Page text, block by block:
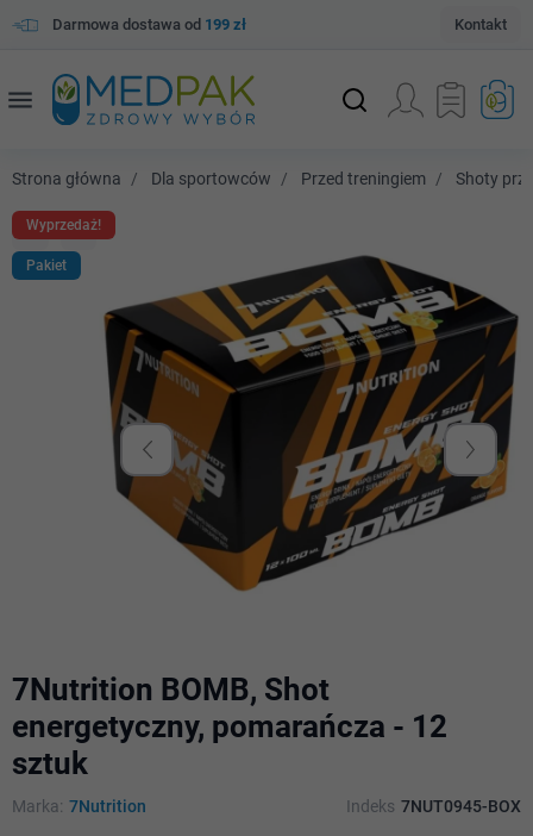
Darmowa dostawa od 199 zł Kontakt
menu
Strona główna Dla sportowców Przed treningiem Shoty
Wyprzedaż!
Pakiet
7Nutrition BOMB, Shot
energetyczny, pomarańcza - 12
sztuk
Marka: 7Nutrition Indeks 7NUT0945-BOX